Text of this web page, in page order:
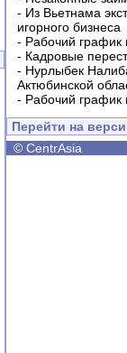
- Из Вьетнама
игорного бизнеса
- Рабочий график
- Кадровые
- Нурлыбек
Актюбинской
- Рабочий график
Перейти на
© CentrAsia